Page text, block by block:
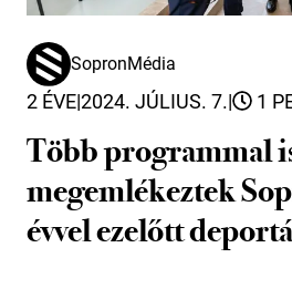
SopronMédia
2 ÉVE|2024. JÚLIUS. 7.| 1
Több programmal
megemlékeztek
évvel ezelőtt